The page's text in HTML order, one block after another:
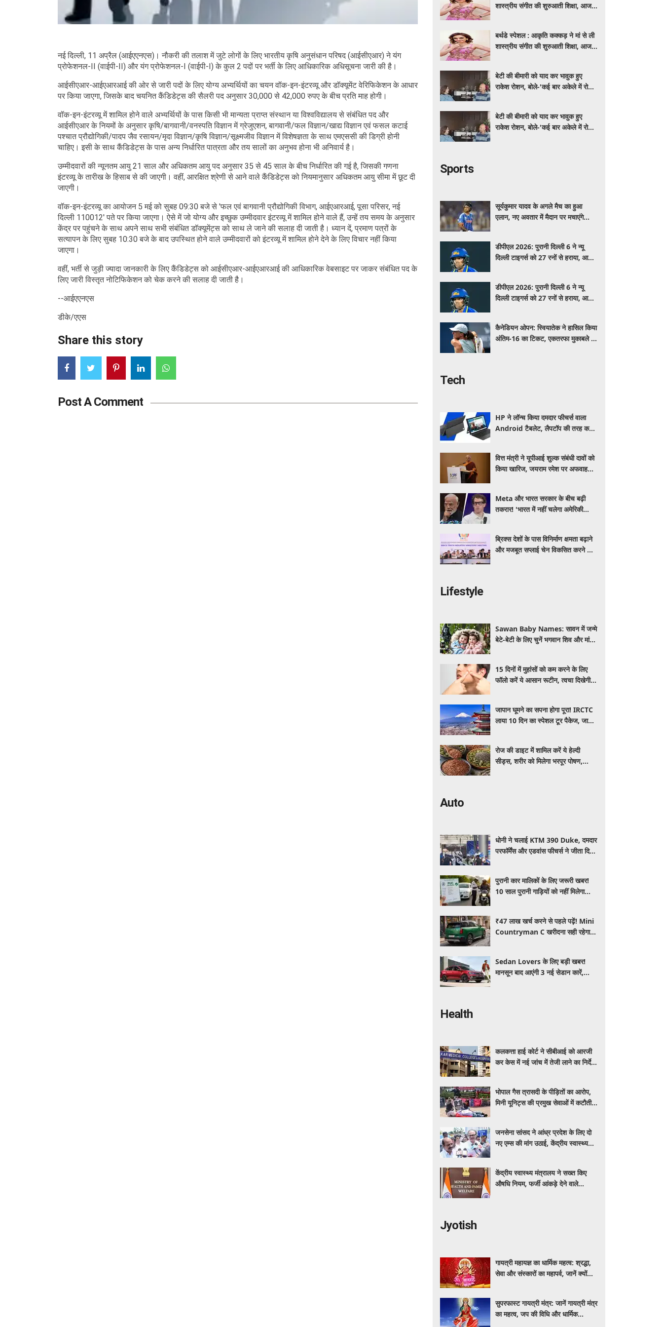
नई दिल्ली, 11 अप्रैल (आईएएनएस)। नौकरी की तलाश में जुटे लोगों के लिए भारतीय कृषि अनुसंधान परिषद (आईसीएआर) ने यंग
प्रोफेशनल-II (वाईपी-II) और यंग प्रोफेशनल-I (वाईपी-I) के कुल 2 पदों पर भर्ती के लिए आधिकारिक अधिसूचना जारी की है।
आईसीएआर-आईएआरआई की ओर से जारी पदों के लिए योग्य अभ्यर्थियों का चयन वॉक-इन-इंटरव्यू और डॉक्यूमेंट वेरिफिकेशन के आधार
पर किया जाएगा, जिसके बाद चयनित कैंडिडेट्स की सैलरी पद अनुसार 30,000 से 42,000 रुपए के बीच प्रति माह होगी।
वॉक-इन-इंटरव्यू में शामिल होने वाले अभ्यर्थियों के पास किसी भी मान्यता प्राप्त संस्थान या विश्वविद्यालय से संबंधित पद और
आईसीएआर के नियमों के अनुसार कृषि/बागवानी/वनस्पति विज्ञान में ग्रेजुएशन, बागवानी/फल विज्ञान/खाद्य विज्ञान एवं फसल कटाई
पश्चात प्रौद्योगिकी/पादप जैव रसायन/मृदा विज्ञान/कृषि विज्ञान/सूक्ष्मजीव विज्ञान में विशेषज्ञता के साथ एमएससी की डिग्री होनी
चाहिए। इसी के साथ कैंडिडेट्स के पास अन्य निर्धारित पात्रता और तय सालों का अनुभव होना भी अनिवार्य है।
उम्मीदवारों की न्यूनतम आयु 21 साल और अधिकतम आयु पद अनुसार 35 से 45 साल के बीच निर्धारित की गई है, जिसकी गणना
इंटरव्यू के तारीख के हिसाब से की जाएगी। वहीं, आरक्षित श्रेणी से आने वाले कैंडिडेट्स को नियमानुसार अधिकतम आयु सीमा में छूट दी
जाएगी।
वॉक-इन-इंटरव्यू का आयोजन 5 मई को सुबह 09:30 बजे से 'फल एवं बागवानी प्रौद्योगिकी विभाग, आईएआरआई, पूसा परिसर, नई
दिल्ली 110012' पते पर किया जाएगा। ऐसे में जो योग्य और इच्छुक उम्मीदवार इंटरव्यू में शामिल होने वाले हैं, उन्हें तय समय के अनुसार
केंद्र पर पहुंचने के साथ अपने साथ सभी संबंधित डॉक्यूमेंट्स को साथ ले जाने की सलाह दी जाती है। ध्यान दें, प्रमाण पत्रों के
सत्यापन के लिए सुबह 10:30 बजे के बाद उपस्थित होने वाले उम्मीदवारों को इंटरव्यू में शामिल होने देने के लिए विचार नहीं किया
जाएगा।
वहीं, भर्ती से जुड़ी ज्यादा जानकारी के लिए कैंडिडेट्स को आईसीएआर-आईएआरआई की आधिकारिक वेबसाइट पर जाकर संबंधित पद के
लिए जारी विस्तृत नोटिफिकेशन को चेक करने की सलाह दी जाती है।
--आईएएनएस
डीके/एएस
Share this story
Post A Comment
शास्त्रीय संगीत की शुरुआती शिक्षा, आज
बर्थडे स्पेशल : आकृति कक्कड़ ने मां से ली
शास्त्रीय संगीत की शुरुआती शिक्षा, आज
बेटी की बीमारी को याद कर भावुक हुए
राकेश रोशन, बोले-'कई बार अकेले में रोया
बेटी की बीमारी को याद कर भावुक हुए
राकेश रोशन, बोले-'कई बार अकेले में रोया
Sports
सूर्यकुमार यादव के अगले मैच का हुआ
एलान, नए अवतार में मैदान पर मचाएंगे
डीपीएल 2026: पुरानी दिल्ली 6 ने न्यू
दिल्ली टाइगर्स को 27 रनों से हराया, आर्यन
डीपीएल 2026: पुरानी दिल्ली 6 ने न्यू
दिल्ली टाइगर्स को 27 रनों से हराया, आर्यन
कैनेडियन ओपन: स्वियातेक ने हासिल किया
अंतिम-16 का टिकट, एकतरफा मुकाबले में
Tech
HP ने लॉन्च किया दमदार फीचर्स वाला
Android टैबलेट, लैपटॉप की तरह करें
वित्त मंत्री ने यूपीआई शुल्क संबंधी दावों को
किया खारिज, जयराम रमेश पर अफवाह
Meta और भारत सरकार के बीच बढ़ी
तकरार! 'भारत में नहीं चलेगा अमेरिकी
ब्रिक्स देशों के पास विनिर्माण क्षमता बढ़ाने
और मजबूत सप्लाई चेन विकसित करने का
Lifestyle
Sawan Baby Names: सावन में जन्मे
बेटे-बेटी के लिए चुनें भगवान शिव और मां
15 दिनों में मुहांसों को कम करने के लिए
फॉलो करें ये आसान रूटीन, त्वचा दिखेगी
जापान घूमने का सपना होगा पूरा! IRCTC
लाया 10 दिन का स्पेशल टूर पैकेज, जानें
रोज की डाइट में शामिल करें ये हेल्दी
सीड्स, शरीर को मिलेगा भरपूर पोषण,
Auto
धोनी ने चलाई KTM 390 Duke, दमदार
परफॉर्मेंस और एडवांस फीचर्स ने जीता दिल,
पुरानी कार मालिकों के लिए जरूरी खबर!
10 साल पुरानी गाड़ियों को नहीं मिलेगा
₹47 लाख खर्च करने से पहले पढ़ें! Mini
Countryman C खरीदना सही रहेगा या
Sedan Lovers के लिए बड़ी खबर!
मानसून बाद आएंगी 3 नई सेडान कारें,
Health
कलकत्ता हाई कोर्ट ने सीबीआई को आरजी
कर केस में नई जांच में तेजी लाने का निर्देश
भोपाल गैस त्रासदी के पीड़ितों का आरोप,
मिनी यूनिट्स की प्रमुख सेवाओं में कटौती
जनसेना सांसद ने आंध्र प्रदेश के लिए दो
नए एम्स की मांग उठाई, केंद्रीय स्वास्थ्य
केंद्रीय स्वास्थ्य मंत्रालय ने सख्त किए
औषधि नियम, फर्जी आंकड़े देने वाले
Jyotish
गायत्री महायज्ञ का धार्मिक महत्व: श्रद्धा,
सेवा और संस्कारों का महापर्व, जानें क्यों
सुपरफास्ट गायत्री मंत्र: जानें गायत्री मंत्र
का महत्व, जप की विधि और धार्मिक